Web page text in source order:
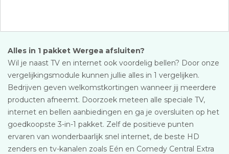
Alles in 1 pakket Wergea afsluiten?
Wil je naast TV en internet ook voordelig bellen? Door onze
vergelijkingsmodule kunnen jullie alles in 1 vergelijken.
Bedrijven geven welkomstkortingen wanneer jij meerdere
producten afneemt. Doorzoek meteen alle speciale TV,
internet en bellen aanbiedingen en ga je oversluiten op het
goedkoopste 3-in-1 pakket. Zelf de positieve punten
ervaren van wonderbaarlijk snel internet, de beste HD
zenders en tv-kanalen zoals Eén en Comedy Central Extra